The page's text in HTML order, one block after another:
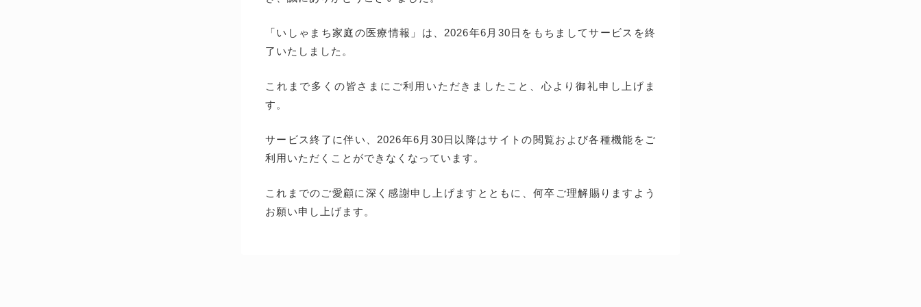
「いしゃまち家庭の医療情報」は、2026年6月30日をもちましてサービスを終
了いたしました。
これまで多くの皆さまにご利用いただきましたこと、心より御礼申し上げま
す。
サービス終了に伴い、2026年6月30日以降はサイトの閲覧および各種機能をご
利用いただくことができなくなっています。
これまでのご愛顧に深く感謝申し上げますとともに、何卒ご理解賜りますよう
お願い申し上げます。